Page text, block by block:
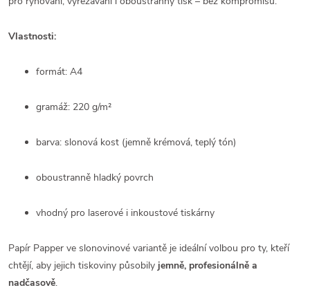
Vlastnosti:
formát: A4
gramáž: 220 g/m²
barva: slonová kost (jemně krémová, teplý tón)
oboustranně hladký povrch
vhodný pro laserové i inkoustové tiskárny
Papír Papper ve slonovinové variantě je ideální volbou pro ty, kteří
chtějí, aby jejich tiskoviny působily jemně, profesionálně a
nadčasově.